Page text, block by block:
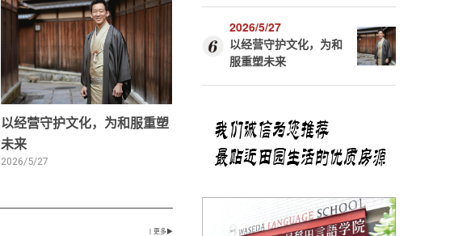
以经营守护文化，为和服重塑
未来
2026/5/27
丨更多▶
2026/5/27
以经营守护文化，为和
服重塑未来